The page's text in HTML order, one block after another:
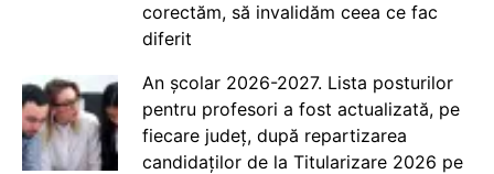
corectăm, să invalidăm ceea ce fac
diferit
An școlar 2026-2027. Lista posturilor
pentru profesori a fost actualizată, pe
fiecare județ, după repartizarea
candidaților de la Titularizare 2026 pe